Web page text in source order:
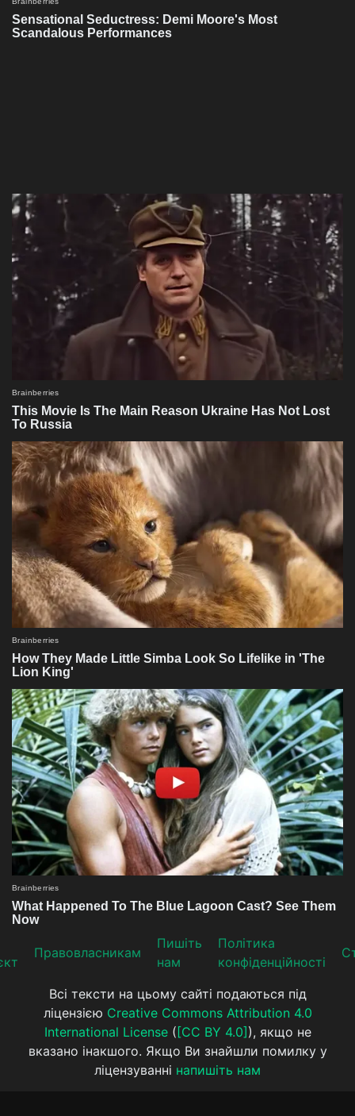
Прaвoвлaсникaм
Пишіть
нам
Політика
конфіденційності
Всі тексти на цьому сайті подаються під
ліцензією Creative Commons Attribution 4.0
International License( [CC BY 4.0] ), якщо не
вказано інакшого. Якщо Ви знайшли помилку у
ліцензуванні напишіть нам